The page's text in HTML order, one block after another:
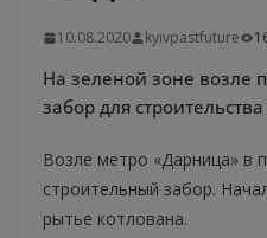
10.08.2020 kyivpastfuture
На зеленой зоне возле
забор для
Возле метро «Дарница» в
строительный забор.
рытье котлована.